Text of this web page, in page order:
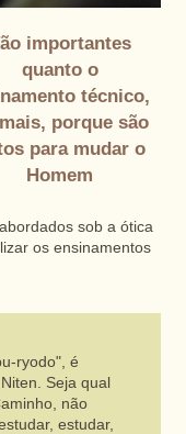
importantes
quanto o
técnico,
porque são
para mudar o
Homem
sob a ótica
os ensinamentos
ryodo", é
Seja qual
não
estudar,